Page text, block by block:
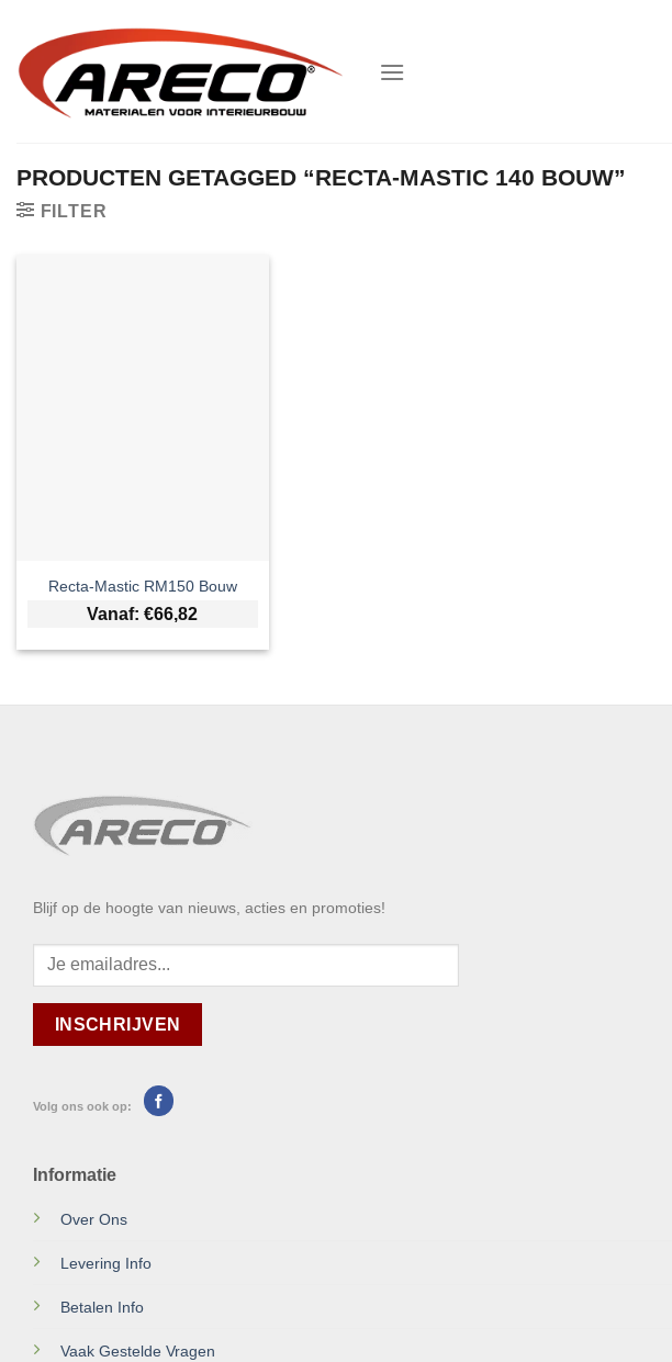
inhoud
PRODUCTEN GETAGGED “RECTA-MASTIC 140 BOUW”
FILTER
Recta-Mastic RM150 Bouw
Vanaf:€66,82
Blijf op de hoogte van nieuws, acties en promoties!
Volg ons ook op:
Informatie
Over Ons
Levering Info
Betalen Info
Vaak Gestelde Vragen